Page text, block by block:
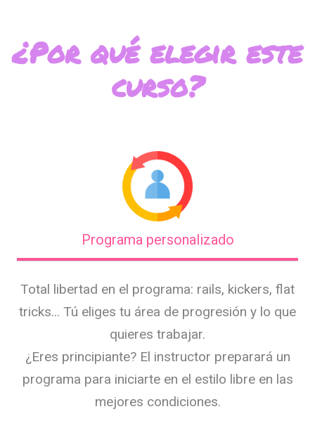
¿Por qué elegir este
curso?
Programa personalizado
Total libertad en el programa: rails, kickers, flat
tricks... Tú eliges tu área de progresión y lo que
quieres trabajar.
¿Eres principiante? El instructor preparará un
programa para iniciarte en el estilo libre en las
mejores condiciones.